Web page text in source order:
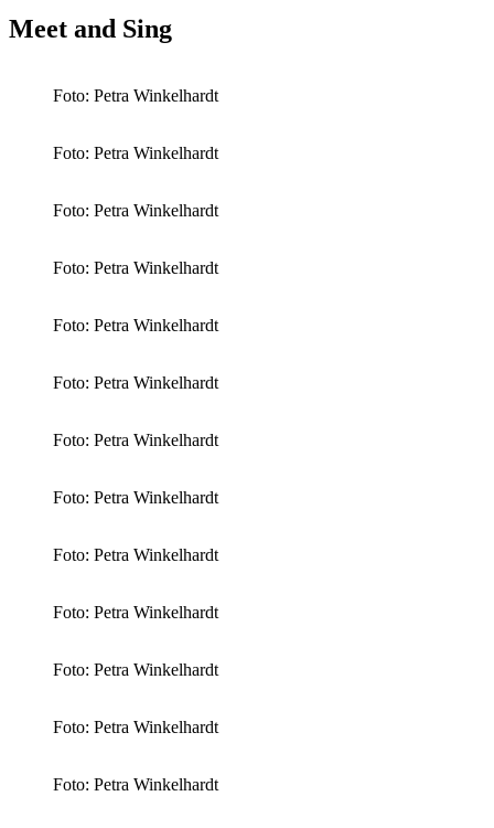
Meet and Sing
Foto: Petra Winkelhardt
Foto: Petra Winkelhardt
Foto: Petra Winkelhardt
Foto: Petra Winkelhardt
Foto: Petra Winkelhardt
Foto: Petra Winkelhardt
Foto: Petra Winkelhardt
Foto: Petra Winkelhardt
Foto: Petra Winkelhardt
Foto: Petra Winkelhardt
Foto: Petra Winkelhardt
Foto: Petra Winkelhardt
Foto: Petra Winkelhardt